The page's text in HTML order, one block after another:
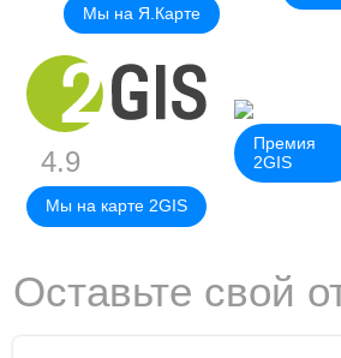
Мы на Я.Карте
4.9
Мы на карте 2GIS
Премия
2GIS
Оставьте свой